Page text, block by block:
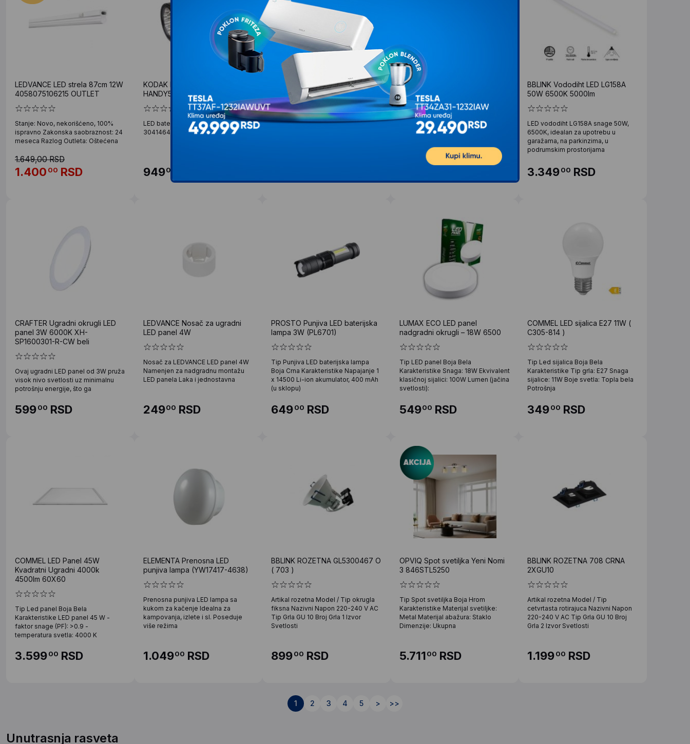
LEDVANCE LED strela 87cm 12W
4058075106215 OUTLET
Stanje: Novo, nekorišćeno, 100%
ispravno Zakonska saobraznost: 24
meseca Razlog Outleta: Oštećena
1.649,00 RSD
1.400 00 RSD
KODAK LED baterijska lampa
HANDY58 30414648
LED baterijska lampa HANDY58
30414648 Kodak.
94900
PROSTO Punjiva LED baterijska
lampa 10W LED PL9124D
Punjiva LED lampa PROSTO sa
XIAOMI Mi Smart LED Desk Lamp
Pro EU
Tip Xiaomi Mi Smart LED Desk Lamp
Pro EU Boja Bela Karakteristike Vrsta
BBLINK Vododiht LED LG158A
50W 6500K 5000lm
LED vododiht LG158A snage 50W,
6500K, idealan za upotrebu u
garažama, na parkinzima, u
podrumskim prostorijama
3.34900 RSD
CRAFTER Ugradni okrugli LED
panel 3W 6000K XH-
SP1600301-R-CW beli
Ovaj ugradni LED panel od 3W pruža
visok nivo svetlosti uz minimalnu
potrošnju energije, što ga
59900 RSD
LEDVANCE Nosač za ugradni
LED panel 4W
Nosač za LEDVANCE LED panel 4W
Namenjen za nadgradnu montažu
LED panela Laka i jednostavna
24900 RSD
PROSTO Punjiva LED baterijska
lampa 3W (PL6701)
Tip Punjiva LED baterijska lampa
Boja Crna Karakteristike Napajanje 1
x 14500 Li-ion akumulator, 400 mAh
(u sklopu)
64900 RSD
LUMAX ECO LED panel
nadgradni okrugli – 18W 6500
Tip LED panel Boja Bela
Karakteristike Snaga: 18W Ekvivalent
klasičnoj sijalici: 100W Lumen (jačina
svetlosti):
54900 RSD
COMMEL LED sijalica E27 11W (
C305-814 )
Tip Led sijalica Boja Bela
Karakteristike Tip grla: E27 Snaga
sijalice: 11W Boje svetla: Topla bela
Potrošnja
34900 RSD
COMMEL LED Panel 45W
Kvadratni Ugradni 4000k
4500lm 60X60
Tip Led panel Boja Bela
Karakteristike LED panel 45 W -
faktor snage (PF): >0.9 -
temperatura svetla: 4000 K
3.59900 RSD
ELEMENTA Prenosna LED
punjiva lampa (YW17417-4638)
Prenosna punjiva LED lampa sa
kukom za kačenje Idealna za
kampovanja, izlete i sl. Poseduje
više režima
1.04900 RSD
BBLINK ROZETNA GL5300467 O
( 703 )
Artikal rozetna Model / Tip okrugla
fiksna Nazivni Napon 220-240 V AC
Tip Grla GU 10 Broj Grla 1 Izvor
Svetlosti
89900 RSD
OPVIQ Spot svetiljka Yeni Nomi
3 846STL5250
Tip Spot svetiljka Boja Hrom
Karakteristike Materijal svetiljke:
Metal Materijal abažura: Staklo
Dimenzije: Ukupna
5.71100 RSD
BBLINK ROZETNA 708 CRNA
2XGU10
Artikal rozetna Model / Tip
cetvrtasta rotirajuca Nazivni Napon
220-240 V AC Tip Grla GU 10 Broj
Grla 2 Izvor Svetlosti
1.19900 RSD
1 2 3 4 5 > >>
Unutrasnja rasveta